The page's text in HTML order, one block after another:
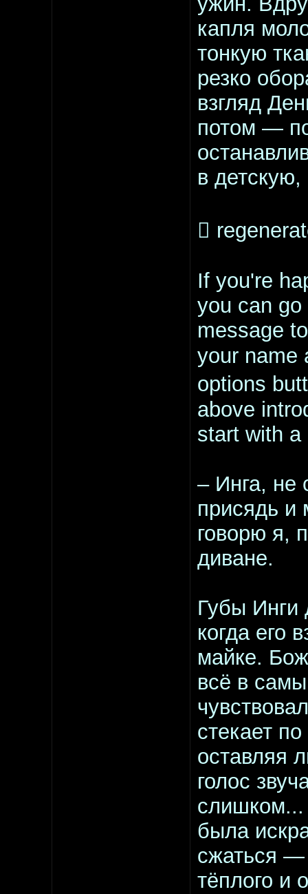
капля
тонкую
резко
взгляд
потом —
в

If you're
you can
message
your name
options
above
start with a
– Инга, не
присядь и
говорю я,
диване.
Губы Инги
когда его
майке.
всё в
стекает
оставляя
голос
слишком...
была
сжаться —
тёплого и